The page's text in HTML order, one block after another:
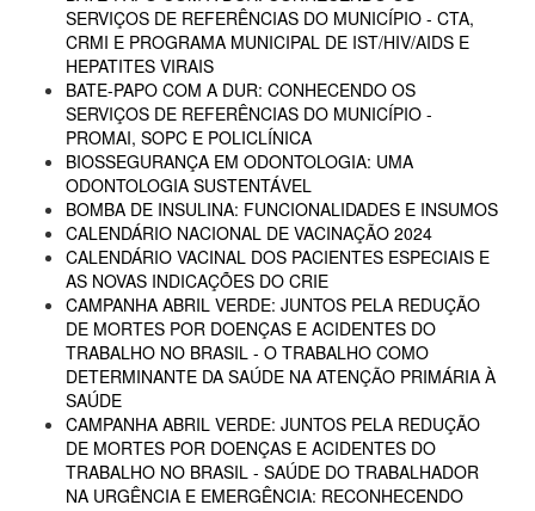
SERVIÇOS DE REFERÊNCIAS DO MUNICÍPIO - CTA,
CRMI E PROGRAMA MUNICIPAL DE IST/HIV/AIDS E
HEPATITES VIRAIS
BATE-PAPO COM A DUR: CONHECENDO OS
SERVIÇOS DE REFERÊNCIAS DO MUNICÍPIO -
PROMAI, SOPC E POLICLÍNICA
BIOSSEGURANÇA EM ODONTOLOGIA: UMA
ODONTOLOGIA SUSTENTÁVEL
BOMBA DE INSULINA: FUNCIONALIDADES E INSUMOS
CALENDÁRIO NACIONAL DE VACINAÇÃO 2024
CALENDÁRIO VACINAL DOS PACIENTES ESPECIAIS E
AS NOVAS INDICAÇÕES DO CRIE
CAMPANHA ABRIL VERDE: JUNTOS PELA REDUÇÃO
DE MORTES POR DOENÇAS E ACIDENTES DO
TRABALHO NO BRASIL - O TRABALHO COMO
DETERMINANTE DA SAÚDE NA ATENÇÃO PRIMÁRIA À
SAÚDE
CAMPANHA ABRIL VERDE: JUNTOS PELA REDUÇÃO
DE MORTES POR DOENÇAS E ACIDENTES DO
TRABALHO NO BRASIL - SAÚDE DO TRABALHADOR
NA URGÊNCIA E EMERGÊNCIA: RECONHECENDO